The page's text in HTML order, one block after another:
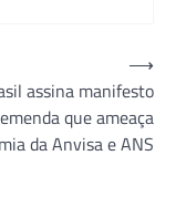
assina manifesto
que ameaça
da Anvisa e ANS
⟶